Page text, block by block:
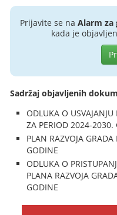
Prijavite se na Alarm za
kada je
Sadržaj objavljenih
ODLUKA O
ZA PERIOD 2024-2030.
PLAN RAZVOJA
GODINE
ODLUKA O
PLANA RAZVOJA
GODINE